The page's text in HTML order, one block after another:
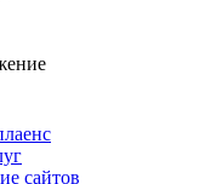
сайтов